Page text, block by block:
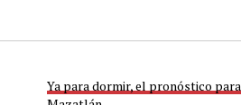
Ya para dormir, el pronóstico para